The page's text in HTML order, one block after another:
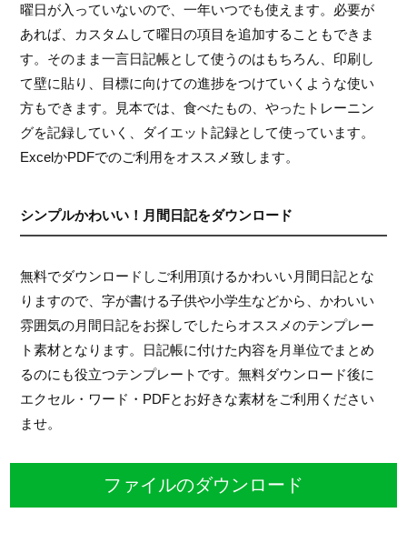
曜日が入っていないので、一年いつでも使えます。必要が
あれば、カスタムして曜日の項目を追加することもできま
す。そのまま一言日記帳として使うのはもちろん、印刷し
て壁に貼り、目標に向けての進捗をつけていくような使い
方もできます。見本では、食べたもの、やったトレーニン
グを記録していく、ダイエット記録として使っています。
ExcelかPDFでのご利用をオススメ致します。
シンプルかわいい！月間日記をダウンロード
無料でダウンロードしご利用頂けるかわいい月間日記とな
りますので、字が書ける子供や小学生などから、かわいい
雰囲気の月間日記をお探しでしたらオススメのテンプレー
ト素材となります。日記帳に付けた内容を月単位でまとめ
るのにも役立つテンプレートです。無料ダウンロード後に
エクセル・ワード・PDFとお好きな素材をご利用ください
ませ。
ファイルのダウンロード